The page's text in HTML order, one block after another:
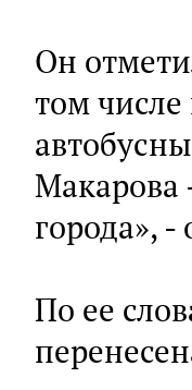
Он
том
Макарова
города»,
По ее